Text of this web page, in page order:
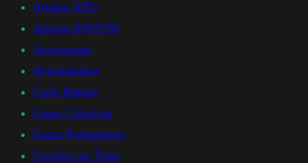
Artigos APO
Artigos APOVNI
Astronomia
Avistamentos
Carla Batista
Casos Clássicos
Casos Portugueses
Circulos no Trigo